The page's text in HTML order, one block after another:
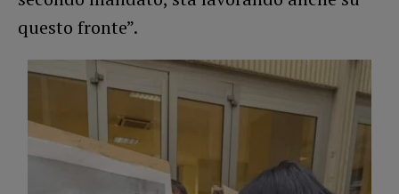
questo fronte”.